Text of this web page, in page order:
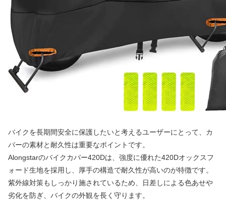
バイクを長期間安全に保護したいと考えるユーザーにとって、カ
バーの素材と耐久性は重要なポイントです。
Alongstarのバイクカバー420Dは、強度に優れた420Dオックスフ
ォード生地を採用し、厚手の構造で耐久性が高いのが特徴です。
紫外線対策もしっかり施されているため、日差しによる色あせや
劣化を防ぎ、バイクの外観を長く守ります。